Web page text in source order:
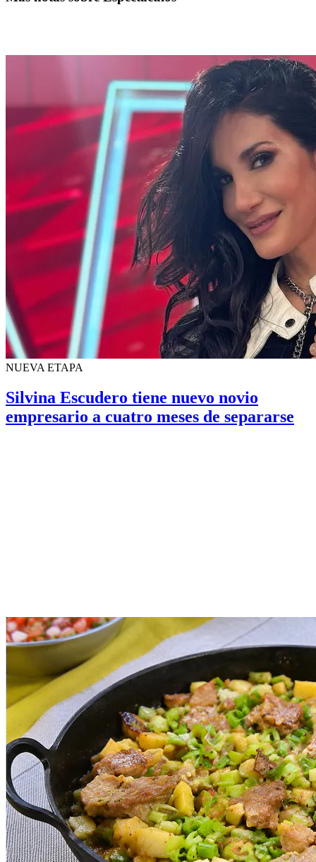
NUEVA ETAPA
Silvina Escudero tiene nuevo novio
empresario a cuatro meses de separarse